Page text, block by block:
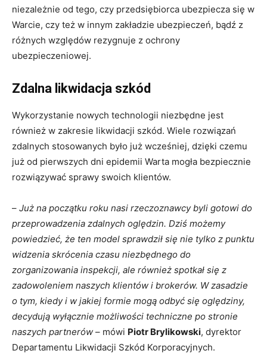
niezależnie od tego, czy przedsiębiorca ubezpiecza się w
Warcie, czy też w innym zakładzie ubezpieczeń, bądź z
różnych względów rezygnuje z ochrony
ubezpieczeniowej.
Zdalna likwidacja szkód
Wykorzystanie nowych technologii niezbędne jest
również w zakresie likwidacji szkód. Wiele rozwiązań
zdalnych stosowanych było już wcześniej, dzięki czemu
już od pierwszych dni epidemii Warta mogła bezpiecznie
rozwiązywać sprawy swoich klientów.
– Już na początku roku nasi rzeczoznawcy byli gotowi do
przeprowadzenia zdalnych oględzin. Dziś możemy
powiedzieć, że ten model sprawdził się nie tylko z punktu
widzenia skrócenia czasu niezbędnego do
zorganizowania inspekcji, ale również spotkał się z
zadowoleniem naszych klientów i brokerów. W zasadzie
o tym, kiedy i w jakiej formie mogą odbyć się oględziny,
decydują wyłącznie możliwości techniczne po stronie
naszych partnerów – mówi Piotr Brylikowski, dyrektor
Departamentu Likwidacji Szkód Korporacyjnych.